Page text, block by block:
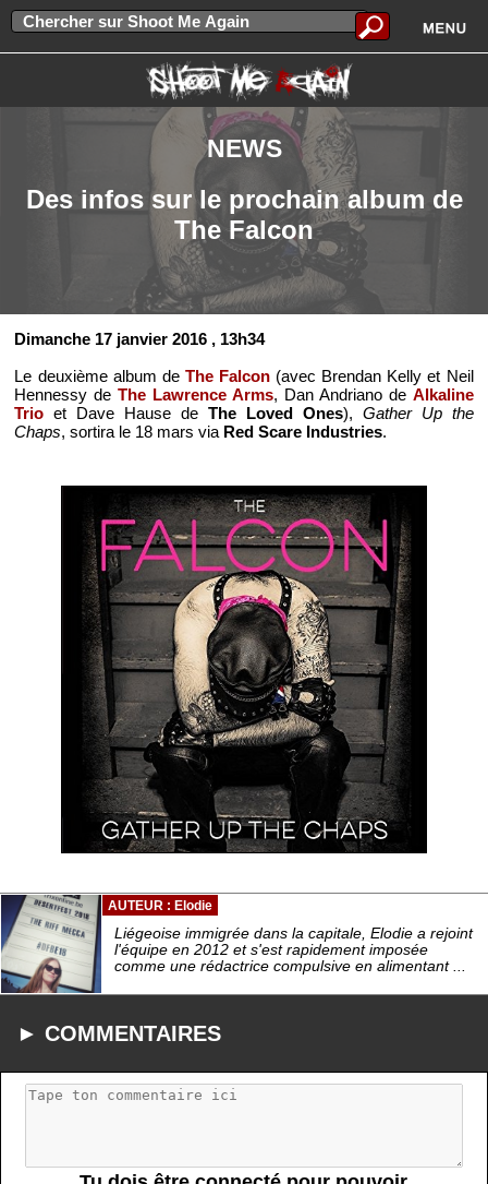
NEWS
Des infos sur le prochain album de
The Falcon
Dimanche 17 janvier 2016 , 13h34
Le deuxième album de The Falcon (avec Brendan Kelly et Neil
Hennessy deThe Lawrence Arms, Dan Andriano de Alkaline
Trio et Dave Hause de The Loved Ones), Gather Up the
Chaps, sortira le 18 mars via Red Scare Industries.
AUTEUR : Elodie
Liégeoise immigrée dans la capitale, Elodie a rejoint
l'équipe en 2012 et s'est rapidement imposée
comme une rédactrice compulsive en alimentant ...
► COMMENTAIRES